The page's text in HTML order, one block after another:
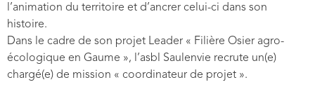
l’animation du territoire et d’ancrer celui-ci dans son
histoire.
Dans le cadre de son projet Leader « Filière Osier agro-
écologique en Gaume », l’asbl Saulenvie recrute un(e)
chargé(e) de mission « coordinateur de projet ».